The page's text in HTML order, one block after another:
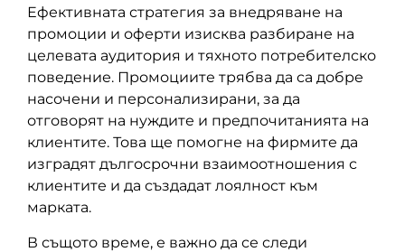
Ефективната стратегия за внедряване на
промоции и оферти изисква разбиране на
целевата аудитория и тяхното потребителско
поведение. Промоциите трябва да са добре
насочени и персонализирани, за да
отговорят на нуждите и предпочитанията на
клиентите. Това ще помогне на фирмите да
изградят дългосрочни взаимоотношения с
клиентите и да създадат лоялност към
марката.
В същото време, е важно да се следи